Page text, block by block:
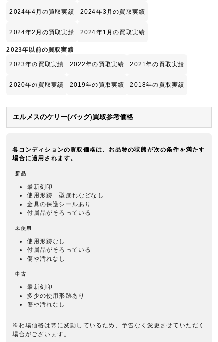
2024年4月の買取実績 2024年3月の買取実績
2024年2月の買取実績 2024年1月の買取実績
2023年以前の買取実績
2023年の買取実績 2022年の買取実績 2021年の買取実績
2020年の買取実績 2019年の買取実績 2018年の買取実績
エルメスのケリー(バッグ)買取参考価格
各コンディションの買取価格は、お品物の状態が次の条件を満たす
場合に適用されます。
新品
最新刻印
使用形跡、型崩れなどなし
金具の保護シールあり
付属品がそろっている
未使用
使用形跡なし
付属品がそろっている
傷や汚れなし
中古
最新刻印
多少の使用形跡あり
傷や汚れなし
※相場価格は常に変動しているため、予告なく変更させていただく
場合がございます。